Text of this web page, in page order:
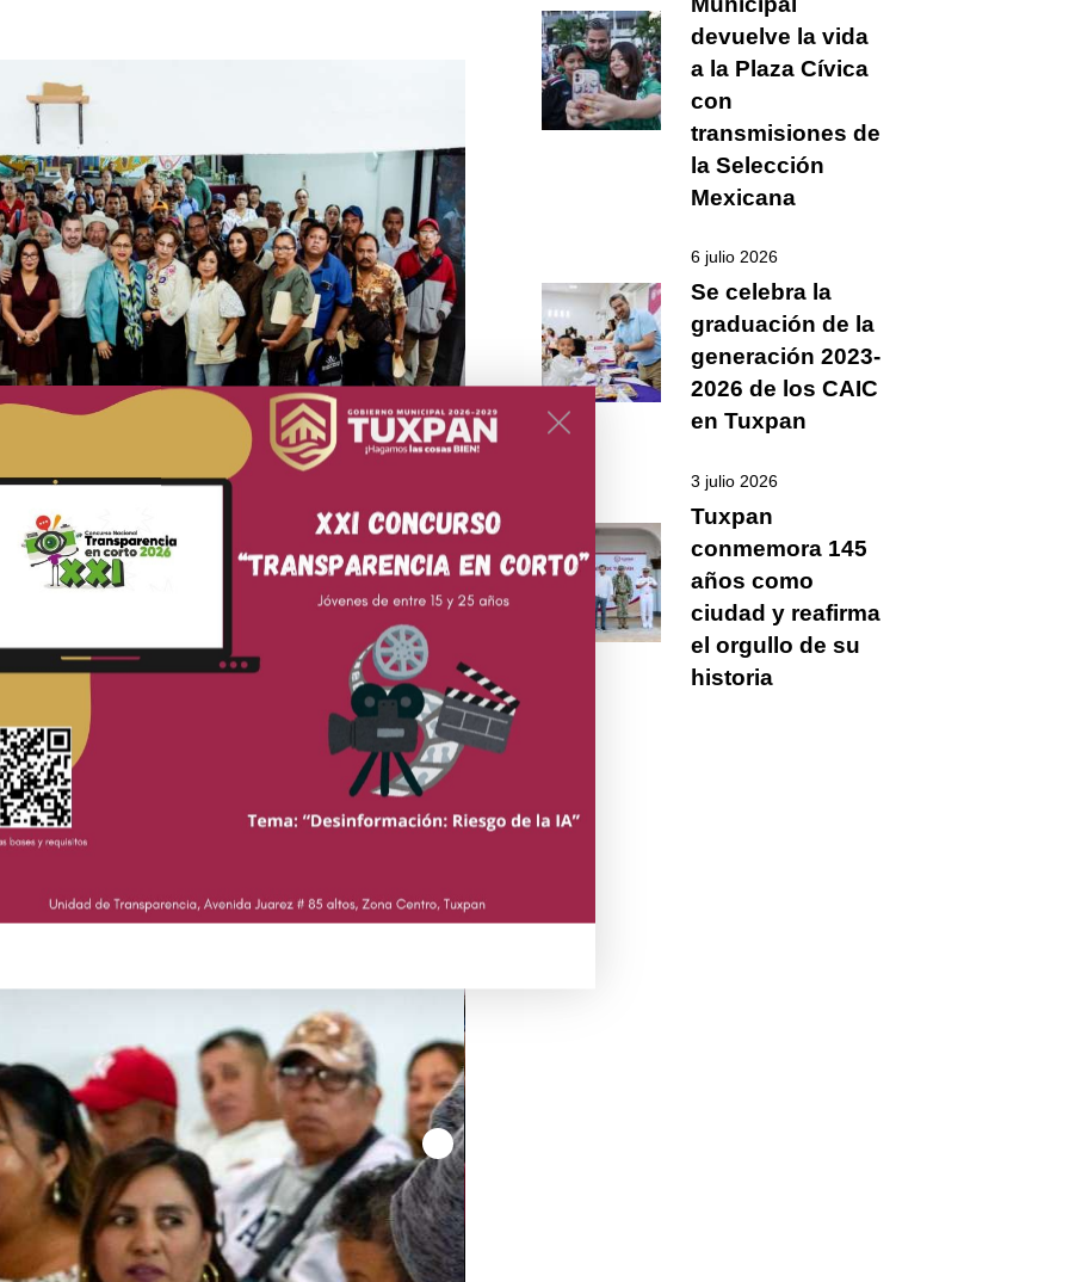
devuelve la vida
a la Plaza Cívica
con
transmisiones de
la Selección
Mexicana
6 julio 2026
Se celebra la
graduación de la
generación 2023-
2026 de los CAIC
en Tuxpan
3 julio 2026
Tuxpan
conmemora 145
años como
ciudad y reafirma
el orgullo de su
historia